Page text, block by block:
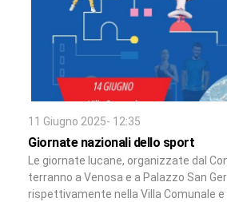
11 Giugno 2025- 12:35
Giornate nazionali dello sport
Le giornate lucane, organizzate dal
terranno a Venosa e a Palazzo San
rispettivamente nella Villa Comunale e